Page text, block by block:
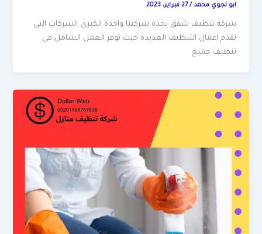
ابو نجوي محمد/27 فبراير، 2023
شركه تنظيف شقق بجدة شركتنا واحدة الكبرى الشركات التي
تقدم اعمال التنظيف العديدة حيث توفر العمل الشامل في
تنظيف جميع